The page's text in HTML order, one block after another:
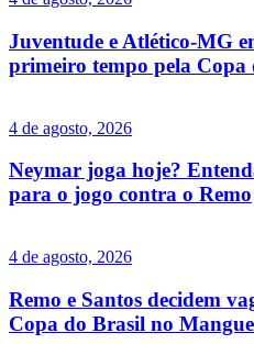
Juventude e Atlético-MG
primeiro tempo pela Copa
4 de agosto, 2026
Neymar joga hoje?
para o jogo contra o Remo
4 de agosto, 2026
Remo e Santos decidem
Copa do Brasil no